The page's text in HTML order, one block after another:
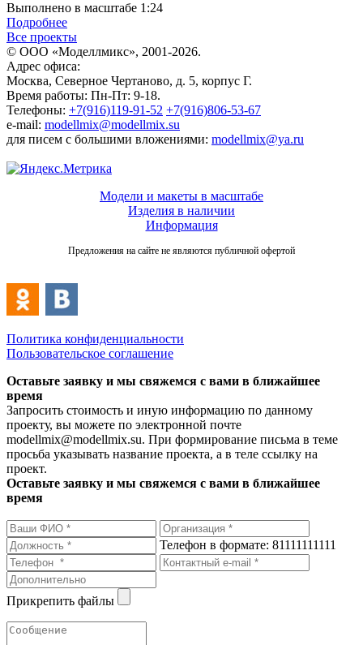
Выполнено в масштабе 1:24
Подробнее
Все проекты
© ООО «Моделлмикс», 2001-2026.
Адрес офиса:
Москва, Северное Чертаново, д. 5, корпус Г.
Время работы: Пн-Пт: 9-18.
Телефоны: +7(916)119-91-52 +7(916)806-53-67
e-mail: modellmix@modellmix.su
для писем с большими вложениями: modellmix@ya.ru
Модели и макеты в масштабе
Изделия в наличии
Информация
Предложения на сайте не являются публичной офертой
Политика конфиденциальности
Пользовательское соглашение
Оставьте заявку и мы свяжемся с вами в ближайшее
время
Запросить стоимость и иную информацию по данному
проекту, вы можете по электронной почте
modellmix@modellmix.su. При формирование письма в теме
просьба указывать название проекта, а в теле ссылку на
проект.
Оставьте заявку и мы свяжемся с вами в ближайшее
время
Телефон в формате: 81111111111
Прикрепить файлы